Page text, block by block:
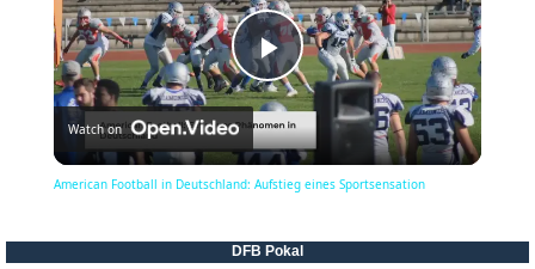
P
l
Watch on
American Football in Deutschland: Aufstieg eines Sportsensation
DFB Pokal